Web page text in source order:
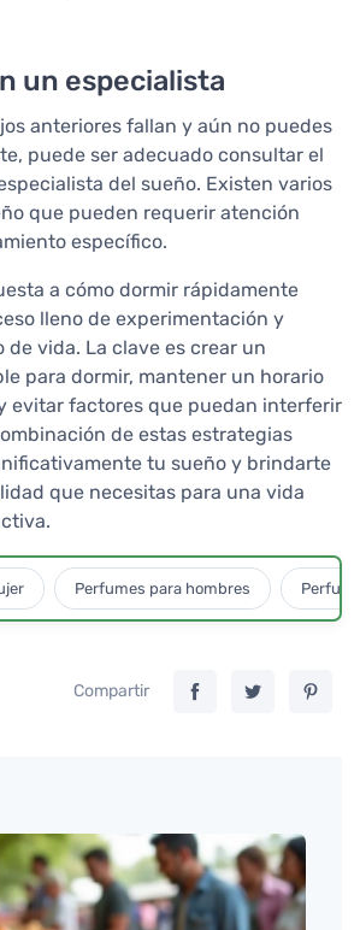
un especialista
anteriores fallan y aún no puedes
puede ser adecuado consultar el
del sueño. Existen varios
que pueden requerir atención
específico.
a cómo dormir rápidamente
lleno de experimentación y
de vida. La clave es crear un
para dormir, mantener un horario
evitar factores que puedan interferir
de estas estrategias
tu sueño y brindarte
que necesitas para una vida
Perfumes para hombres
Compartir